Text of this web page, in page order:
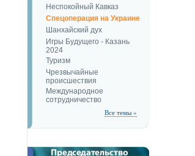
Неспокойный Кавказ
Спецоперация на Украине
Шанхайский дух
Игры Будущего - Казань
2024
Туризм
Чрезвычайные
происшествия
Международное
сотрудничество
Все темы »